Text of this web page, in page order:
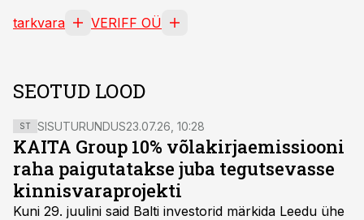
tarkvara VERIFF OÜ
SEOTUD LOOD
ST SISUTURUNDUS23.07.26, 10:28
KAITA Group 10% võlakirjaemissiooni
raha paigutatakse juba tegutsevasse
kinnisvaraprojekti
Kuni 29. juulini said Balti investorid märkida Leedu ühe